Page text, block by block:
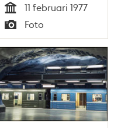
Tid
11 februari 1977
Typ
Foto